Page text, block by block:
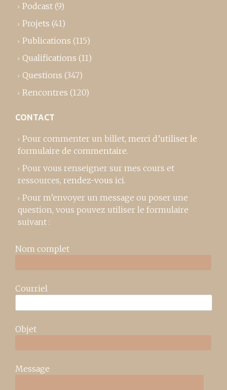
Podcast (9)
Projets (41)
Publications (115)
Qualifications (11)
Questions (347)
Rencontres (120)
CONTACT
Pour commenter un billet, merci d’utiliser le
formulaire de commentaire.
Pour vous renseigner sur mes cours et
ressources, rendez-vous ici.
Pour m’envoyer un message ou poser une
question, vous pouvez utiliser le formulaire
suivant :
Nom complet
Courriel
Objet
Message